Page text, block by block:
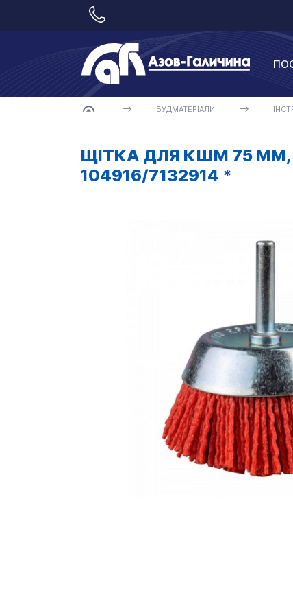
БУДМАТЕРІАЛИ
ЩІТКА ДЛЯ КШМ 75 ММ,
104916/7132914 *